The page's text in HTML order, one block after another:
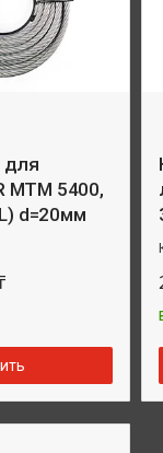
для
МТМ 5400,
d=20мм